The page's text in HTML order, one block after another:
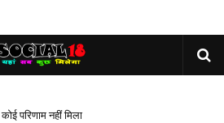
कोई परिणाम नहीं मिला